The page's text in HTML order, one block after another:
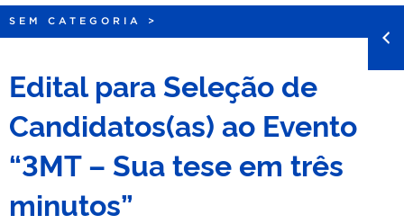
SEM CATEGORIA >
Edital para Seleção de
Candidatos(as) ao Evento
“3MT – Sua tese em três
minutos”